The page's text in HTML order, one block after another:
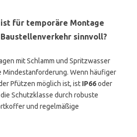
ist für temporäre Montage
sinnvoll?
mit Schlamm und Spritzwasser
Mindestanforderung. Wenn häufiger
Pfützen möglich ist, ist IP66oder
Schutzklasse durch robuste
und regelmäßige